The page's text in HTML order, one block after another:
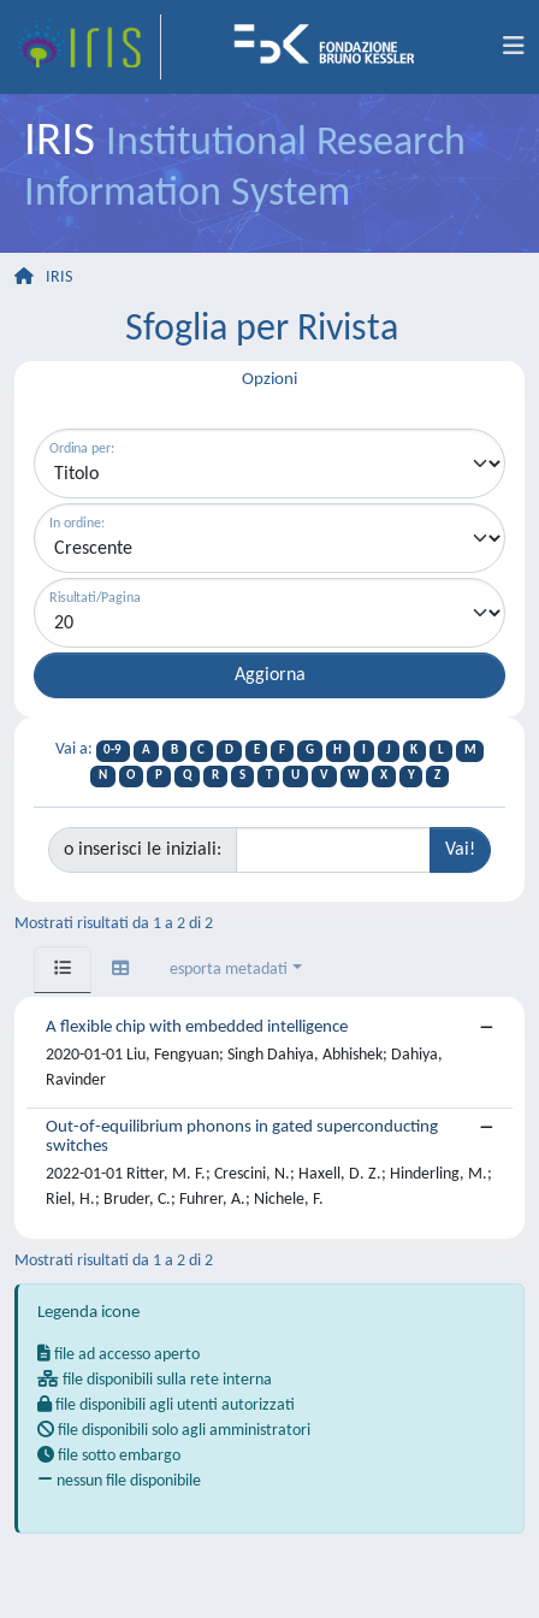
IRIS Institutional Research
Information System
IRIS
Sfoglia per Rivista
Opzioni
Ordina per:
In ordine:
Risultati/Pagina
Vai a: 0-9 A B C D E F G H J K L
M
N
O P Q R S T U V W X Y Z
o inserisci le iniziali:
Mostrati risultati da 1 a 2 di 2
esporta metadati
A flexible chip with embedded intelligence
2020-01-01 Liu, Fengyuan; Singh Dahiya, Abhishek; Dahiya,
Ravinder
Out-of-equilibrium phonons in gated superconducting
switches
2022-01-01 Ritter, M. F.; Crescini, N.; Haxell, D. Z.; Hinderling, M.;
Riel, H.; Bruder, C.; Fuhrer, A.; Nichele, F.
Mostrati risultati da 1 a 2 di 2
Legenda icone
file ad accesso aperto
file disponibili sulla rete interna
file disponibili agli utenti autorizzati
file disponibili solo agli amministratori
file sotto embargo
nessun file disponibile